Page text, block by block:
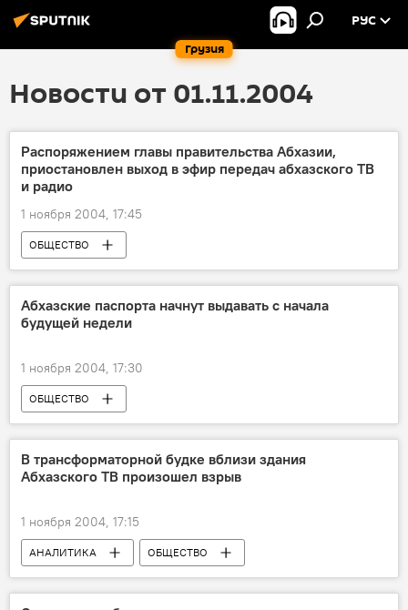
Грузия
РУС
Новости от 01.11.2004
Распоряжением главы правительства Абхазии,
приостановлен выход в эфир передач абхазского ТВ
и радио
1 ноября 2004, 17:45
ОБЩЕСТВО
Абхазские паспорта начнут выдавать с начала
будущей недели
1 ноября 2004, 17:30
ОБЩЕСТВО
В трансформаторной будке вблизи здания
Абхазского ТВ произошел взрыв
1 ноября 2004, 17:15
АНАЛИТИКА ОБЩЕСТВО